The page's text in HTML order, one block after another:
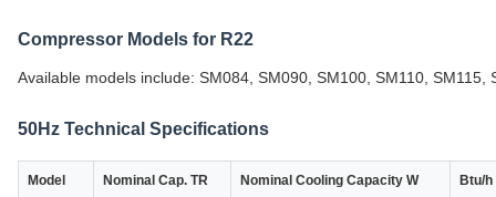
Compressor Models for R22
Available models include: SM084, SM090, SM100, SM110,
50Hz Technical Specifications
Model Nominal Cap. TR Nominal Cooling Capacity W Btu/h